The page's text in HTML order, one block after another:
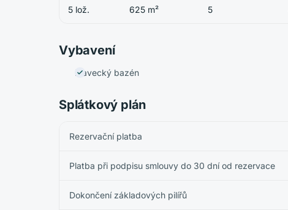
5 lož. 625 m² 5
Vybavení
Plavecký bazén
Splátkový plán
Rezervační platba
Platba při podpisu smlouvy do 30 dní od rezervace
Dokončení základových pilířů